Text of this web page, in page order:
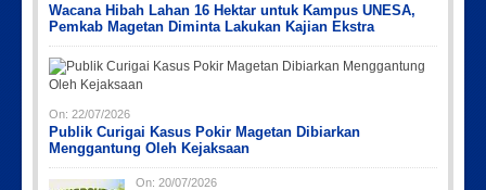
Wacana Hibah Lahan 16 Hektar untuk Kampus UNESA,
Pemkab Magetan Diminta Lakukan Kajian Ekstra
On: 22/07/2026
Publik Curigai Kasus Pokir Magetan Dibiarkan
Menggantung Oleh Kejaksaan
On: 20/07/2026